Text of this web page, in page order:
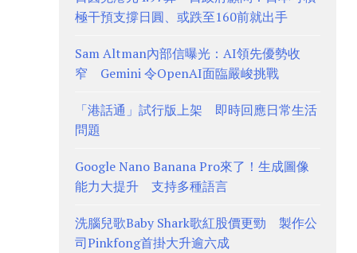
極干預支撐日圓、或跌至160前就出手
Sam Altman內部信曝光：AI領先優勢收
窄 Gemini 令OpenAI面臨嚴峻挑戰
「港話通」試行版上架 即時回應日常生活
問題
Google Nano Banana Pro來了！生成圖像
能力大提升 支持多種語言
洗腦兒歌Baby Shark歌紅股價更勁 製作公
司Pinkfong首掛大升逾六成